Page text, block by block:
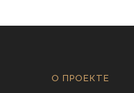
О ПРОЕКТЕ